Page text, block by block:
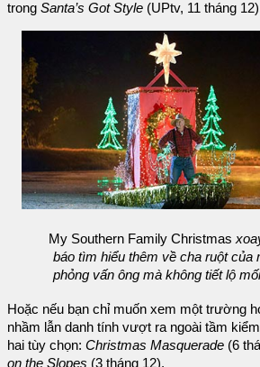
trong Santa’s Got Style (UPtv, 11 tháng
My Southern Family Christmas
báo tìm hiểu thêm về cha ruột của
phỏng vấn ông mà không tiết lộ
Hoặc nếu bạn chỉ muốn xem một trường
nhầm lẫn danh tính vượt ra ngoài tầm
hai tùy chọn: Christmas Masquerade (6
on the Slopes (3 tháng 12).